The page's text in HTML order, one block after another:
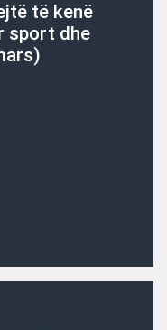
të kenë
sport dhe